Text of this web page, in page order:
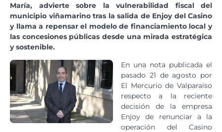
María, advierte sobre la vulnerabilidad fiscal del
municipio viñamarino tras la salida de Enjoy del Casino
y llama a repensar el modelo de financiamiento local y
las concesiones públicas desde una mirada estratégica
y sostenible.
En una nota publicada el
pasado 21 de agosto por
El Mercurio de Valparaíso
respecto a la reciente
decisión de la empresa
Enjoy de renunciar a la
operación del Casino